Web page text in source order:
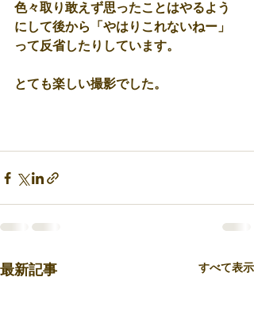
色々取り敢えず思ったことはやるよう
にして後から「やはりこれないねー」
って反省したりしています。
とても楽しい撮影でした。
最新記事 すべて表示